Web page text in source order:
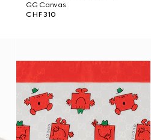
GG Canvas
CHF 310